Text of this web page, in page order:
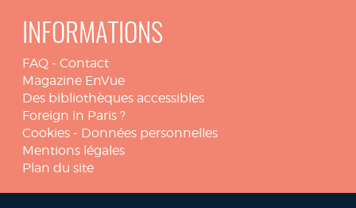
INFORMATIONS
FAQ - Contact
Magazine EnVue
Des bibliothèques accessibles
Foreign in Paris ?
Cookies - Données personnelles
Mentions légales
Plan du site